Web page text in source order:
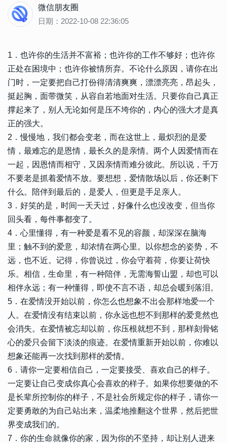
微信朋友圈
日期：2022-10-08 22:36:05
1．也许你的生活并不富裕；也许你的工作不够好；也许你
正处在困境中；也许你被情所弃。不论什么原因，请你在出
门时，一定要把自己打份得清清爽爽，漂漂亮亮，昂起头，
挺起胸，面带微笑，从容自若地面对生活。只要你自己真正
撑起来了，别人无论如何是压不垮你的，内心的强大才是真
正的强大。
2．慢慢地，我们都会变老，而在这世上，最炽烈的是爱
情，最难忘的是恩情，最长久的是亲情。两个人因爱情而在
一起，因恩情而相守，又因亲情而难分彼此。所以说，千万
不要老是抓着爱情不放。要想想，爱情散场以后，你还剩下
什么。陪伴到最后的，是爱人，但更是手足亲人。
3．好笑的是，时间一天天过，好像什么也没改变，但当你
回头看，每件事都变了。
4．心里懂得，有一种爱是看不见的容颜，却深深在脑海
里；触不到的爱意，却浓情在两心里。以你想念的姿势，不
远，也不近。记得，你曾说过，你会守着荷，你要让荷快
乐。相信，生命里，有一种陪伴，无需海誓山盟，却也可以
相伴永远；有一种懂得，即使不言不语，却总会暖到落泪。
5．在爱情没开始以前，你怎么也想象不出会那样地爱一个
人。在爱情没有结束以前，你永远也想不到那样的爱竟然也
会消失。在爱情被忘却以前，你压根就想不到，那样刻骨铭
心的爱只会留下淡淡的痕迹。在爱情重新开始以前，你难以
想象还能再一次找到那样的爱情。
6．请你一定要相信自己，一定要接受、喜欢自己的样子。
一定要让自己变成你真心会喜欢的样子。如果你想要做的不
是长辈所控制你的样子，不是社会所规定你的样子，请你一
定要勇敢的为自己站出来，温柔地推翻这个世界，然后把世
界变成我们的。
7．你的生命就像你的家，因为你的不坚持，却让别人进来